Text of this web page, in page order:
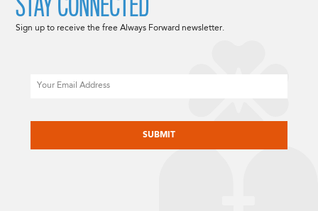
Sign up to receive the free Always Forward newsletter.